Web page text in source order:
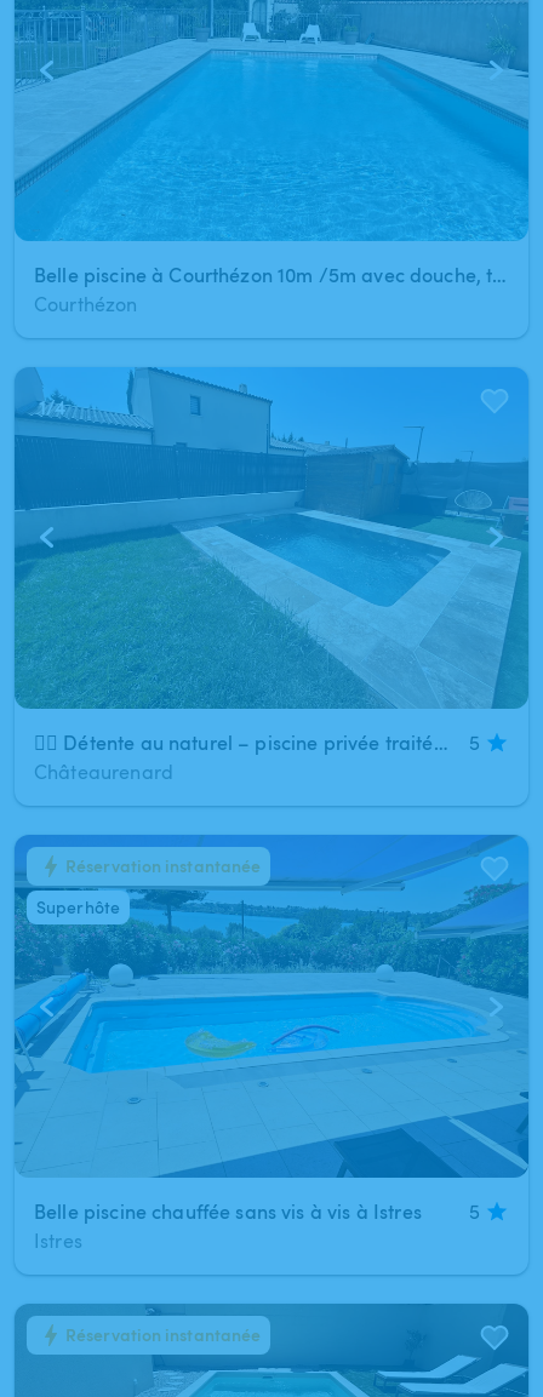
Belle piscine à Courthézon 10m /5m avec douche, toilette et frigo .
Courthézon
1/4
🏊‍♀️ Détente au naturel – piscine privée traitée au sel
5
Châteaurenard
1/7
Belle piscine chauffée sans vis à vis à Istres
5
Istres
Réservation instantanée
Superhôte
1/7 Réservation instantanée